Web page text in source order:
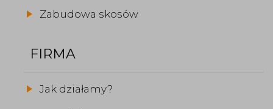
Zabudowa skosów
FIRMA
Jak działamy?